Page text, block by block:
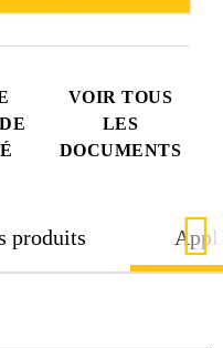
VOIR TOUS
LES
DOCUMENTS
produits